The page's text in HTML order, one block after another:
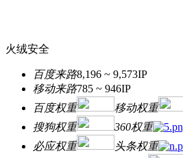
火绒安全
百度来路8,196 ~ 9,573IP
移动来路785 ~ 946IP
百度权重
移动权重
搜狗权重
360权重
必应权重
头条权重